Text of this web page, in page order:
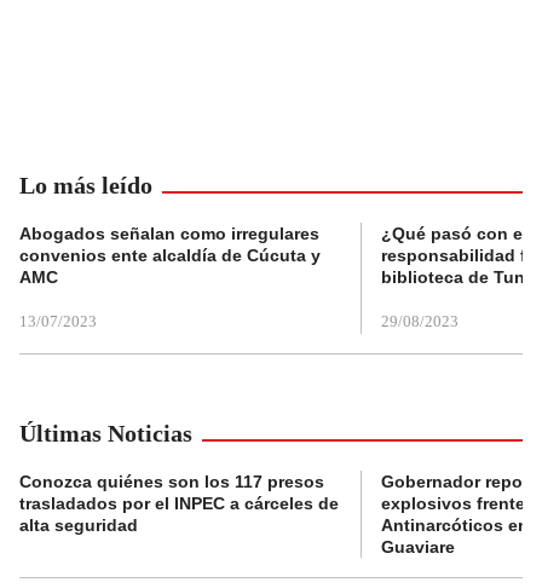
Lo más leído
Abogados señalan como irregulares
convenios ente alcaldía de Cúcuta y
AMC
13/07/2023
¿Qué pasó con el
responsabilidad
biblioteca de
29/08/2023
Últimas Noticias
Conozca quiénes son los 117 presos
trasladados por el INPEC a cárceles de
alta seguridad
Gobernador
explosivos frente a
Antinarcóticos en
Guaviare